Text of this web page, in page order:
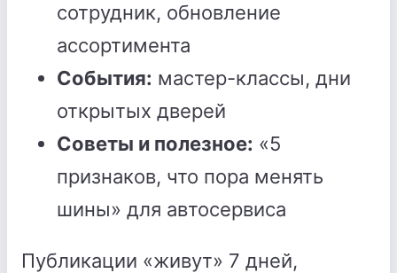
сотрудник, обновление
ассортимента
События: мастер-классы, дни
открытых дверей
Советы и полезное: «5
признаков, что пора менять
шины» для автосервиса
Публикации «живут» 7 дней,